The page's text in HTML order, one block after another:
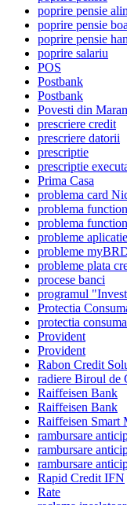
poprire pensie
poprire pensie
poprire pensie
poprire salariu
POS
Postbank
Postbank
Povesti din
prescriere credit
prescriere datorii
prescriptie
prescriptie
Prima Casa
problema card
problema
problema
probleme
probleme
probleme plata
procese banci
programul
Protectia
protectia
Provident
Provident
Rabon Credit
radiere Biroul de
Raiffeisen Bank
Raiffeisen Bank
Raiffeisen Smart
rambursare
rambursare
rambursare
Rapid Credit IFN
Rate